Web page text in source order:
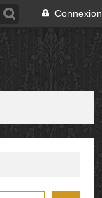
Connexion